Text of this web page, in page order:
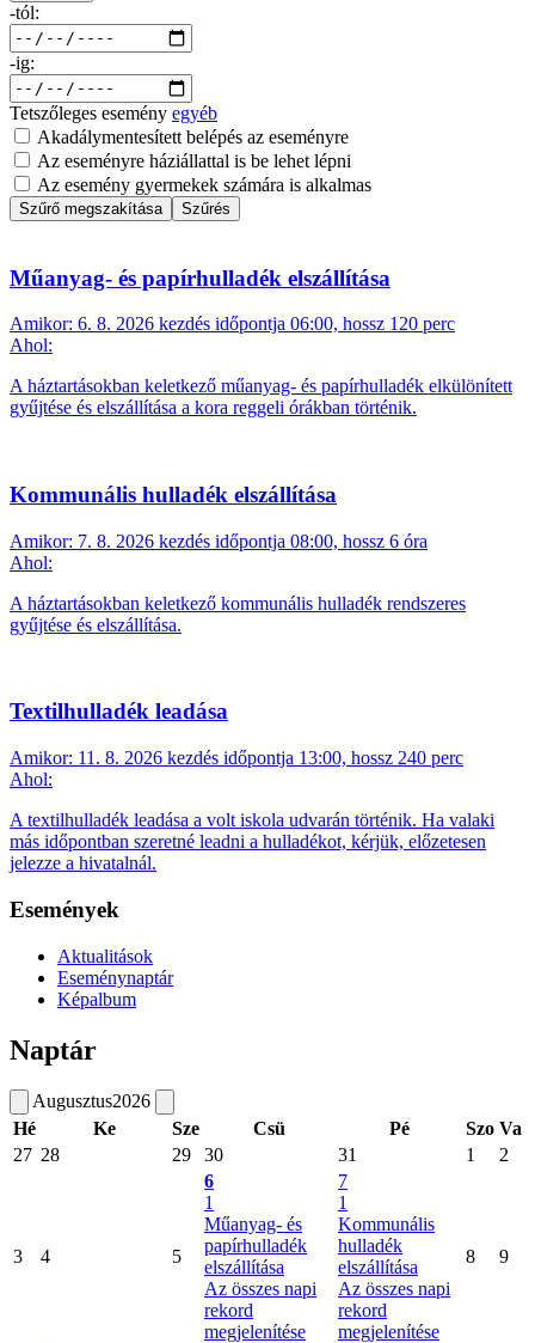
-tól:
-ig:
Tetszőleges esemény egyéb
Akadálymentesített belépés az eseményre
Az eseményre háziállattal is be lehet lépni
Az esemény gyermekek számára is alkalmas
Szűrő megszakítása Szűrés
Műanyag- és papírhulladék elszállítása
Amikor: 6. 8. 2026 kezdés időpontja 06:00, hossz 120 perc
Ahol:
A háztartásokban keletkező műanyag- és papírhulladék elkülönített
gyűjtése és elszállítása a kora reggeli órákban történik.
Kommunális hulladék elszállítása
Amikor: 7. 8. 2026 kezdés időpontja 08:00, hossz 6 óra
Ahol:
A háztartásokban keletkező kommunális hulladék rendszeres
gyűjtése és elszállítása.
Textilhulladék leadása
Amikor: 11. 8. 2026 kezdés időpontja 13:00, hossz 240 perc
Ahol:
A textilhulladék leadása a volt iskola udvarán történik. Ha valaki
más időpontban szeretné leadni a hulladékot, kérjük, előzetesen
jelezze a hivatalnál.
Események
Aktualitások
Eseménynaptár
Képalbum
Naptár
Augusztus2026
Hé
Ke Sze Csü Pé Szo Va
27 28 29 30 31 1 2
3 4 5
6
1
Műanyag- és
papírhulladék
elszállítása
Az összes napi
rekord
megjelenítése
7
1
Kommunális
hulladék
elszállítása
Az összes napi
rekord
megjelenítése
8 9